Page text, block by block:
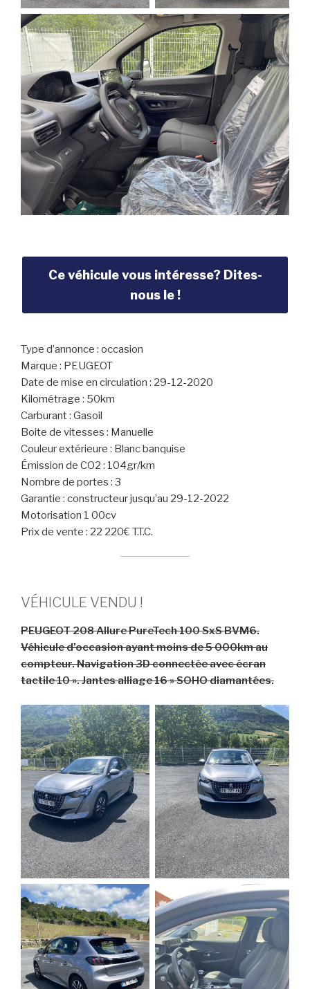
Ce véhicule vous intéresse? Dites-
nous le !
Type d’annonce : occasion
Marque : PEUGEOT
Date de mise en circulation : 29-12-2020
Kilométrage : 50km
Carburant : Gasoil
Boite de vitesses : Manuelle
Couleur extérieure : Blanc banquise
Émission de CO2 : 104gr/km
Nombre de portes : 3
Garantie : constructeur jusqu’au 29-12-2022
Motorisation 1 00cv
Prix de vente : 22 220€ T.T.C.
VÉHICULE VENDU !
PEUGEOT 208 Allure PureTech 100 SxS BVM6.
Véhicule d’occasion ayant moins de 5 000km au
compteur. Navigation 3D connectée avec écran
tactile 10 ». Jantes alliage 16 » SOHO diamantées.